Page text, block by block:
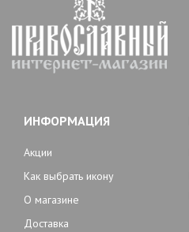
ИНФОРМАЦИЯ
Акции
Как выбрать икону
О магазине
Доставка